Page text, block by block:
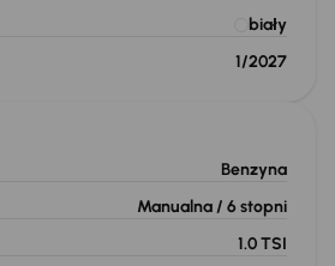
biały
1/2027
Benzyna
Manualna / 6 stopni
1.0 TSI